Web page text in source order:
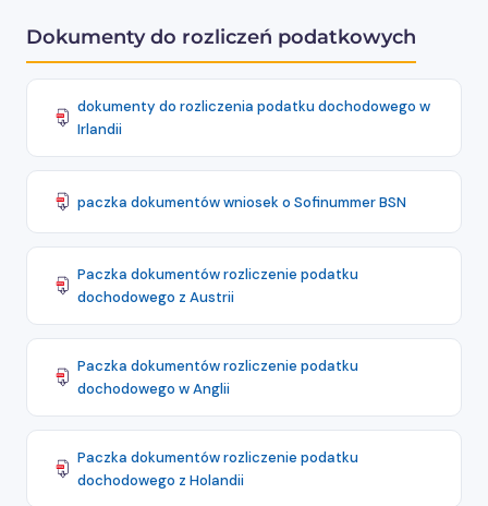
Dokumenty do rozliczeń podatkowych
dokumenty do rozliczenia podatku dochodowego w
Irlandii
paczka dokumentów wniosek o Sofinummer BSN
Paczka dokumentów rozliczenie podatku
dochodowego z Austrii
Paczka dokumentów rozliczenie podatku
dochodowego w Anglii
Paczka dokumentów rozliczenie podatku
dochodowego z Holandii